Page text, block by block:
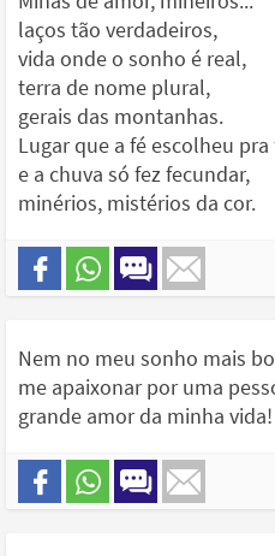
laços tão verdadeiros,
vida onde o sonho é real,
terra de nome plural,
gerais das montanhas.
Lugar que a fé escolheu pra
e a chuva só fez fecundar,
minérios, mistérios da cor.
Nem no meu sonho mais
me apaixonar por uma
grande amor da minha vida!